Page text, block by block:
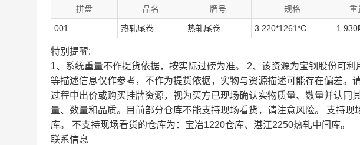
拼盘 品名 牌号 规格 重
001 热轧尾卷 热轧尾卷 3.220*1261*C 1.930
特别提醒:
1、系统重量不作提货依据，按实际过磅为准。 2、该资源为宝钢股份可
等描述信息仅作参考，不作为提货依据，实物与资源描述可能存在偏差。
过程中出价或购买挂牌资源，视为买方已现场确认实物质量、数量并认同
量、数量和品质。目前部分仓库不能支持现场看货，请注意风险。 支持
库。 不支持现场看货的仓库为：宝冶1220仓库、湛江2250热轧中间库。
联系信息